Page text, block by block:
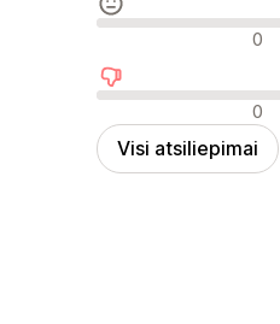
Neutralūs atsiliepimai
0
Neigiami atsiliepimai
0
Visi atsiliepimai